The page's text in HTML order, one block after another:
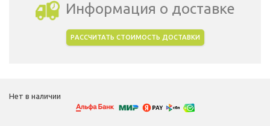
Информация о доставке
РАССЧИТАТЬ СТОИМОСТЬ ДОСТАВКИ
Нет в наличии